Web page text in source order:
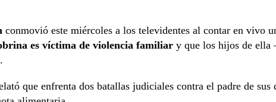
conmovió este miércoles a los televidentes al contar en vivo
es víctima de violencia familiar y que los hijos de ella
que enfrenta dos batallas judiciales contra el padre de